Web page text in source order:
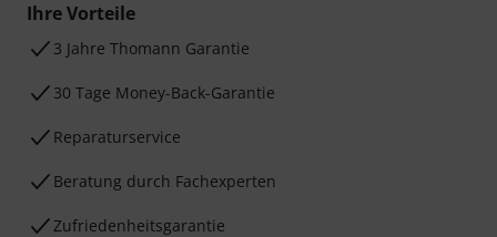
Ihre Vorteile
3 Jahre Thomann Garantie
30 Tage Money-Back-Garantie
Reparaturservice
Beratung durch Fachexperten
Zufriedenheitsgarantie